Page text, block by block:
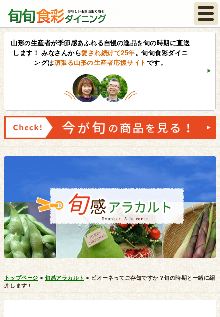
山形の生産者が季節感あふれる自慢の逸品を旬の時期に直送
します！ みなさんから愛され続けて25年。旬旬食彩ダイニ
ングは頑張る山形の生産者応援サイト です。
トップページ >旬感アラカルト > ピオーネってご存知ですか？旬の時期と一緒に紹
介します！